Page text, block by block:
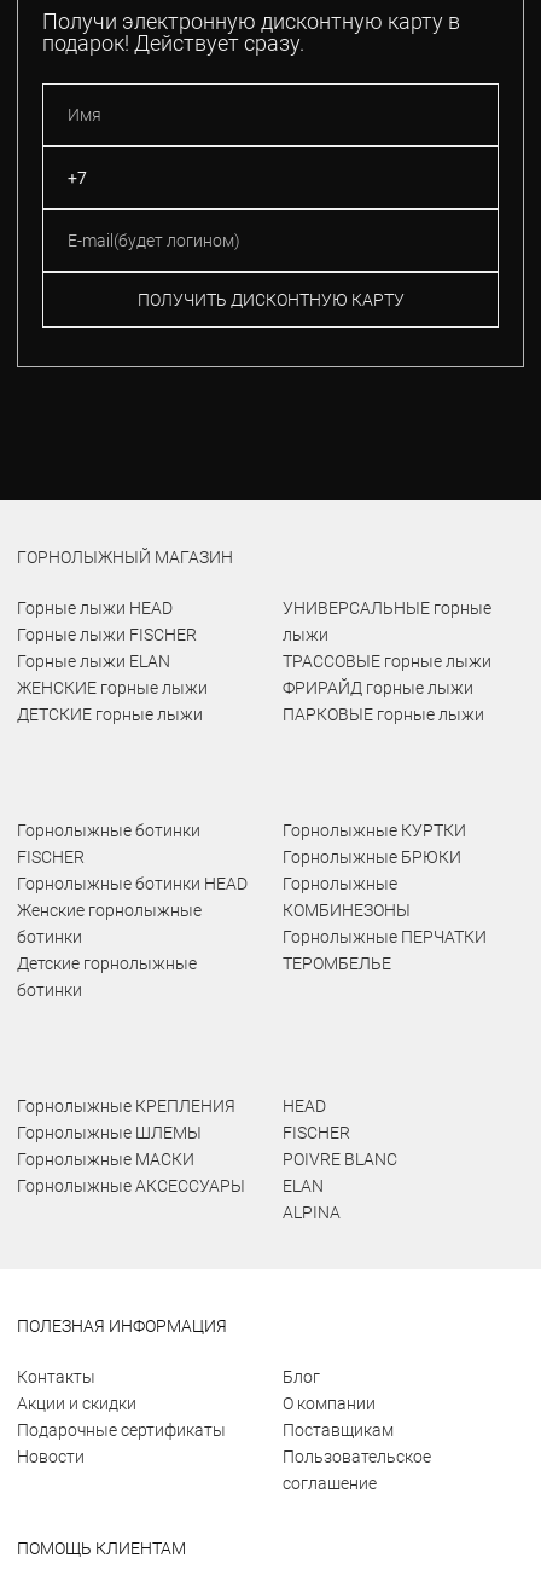
Получи электронную дисконтную карту в
подарок! Действует сразу.
ПОЛУЧИТЬ ДИСКОНТНУЮ КАРТУ
ГОРНОЛЫЖНЫЙ МАГАЗИН
Горные лыжи HEAD
Горные лыжи FISCHER
Горные лыжи ELAN
ЖЕНСКИЕ горные лыжи
ДЕТСКИЕ горные лыжи
УНИВЕРСАЛЬНЫЕ горные
лыжи
ТРАССОВЫЕ горные лыжи
ФРИРАЙД горные лыжи
ПАРКОВЫЕ горные лыжи
Горнолыжные ботинки
FISCHER
Горнолыжные ботинки HEAD
Женские горнолыжные
ботинки
Детские горнолыжные
ботинки
Горнолыжные КУРТКИ
Горнолыжные БРЮКИ
Горнолыжные
КОМБИНЕЗОНЫ
Горнолыжные ПЕРЧАТКИ
ТЕРОМБЕЛЬЕ
Горнолыжные КРЕПЛЕНИЯ
Горнолыжные ШЛЕМЫ
Горнолыжные МАСКИ
Горнолыжные АКСЕССУАРЫ
HEAD
FISCHER
POIVRE BLANC
ELAN
ALPINA
ПОЛЕЗНАЯ ИНФОРМАЦИЯ
Контакты
Акции и скидки
Подарочные сертификаты
Новости
Блог
О компании
Поставщикам
Пользовательское
соглашение
ПОМОЩЬ КЛИЕНТАМ